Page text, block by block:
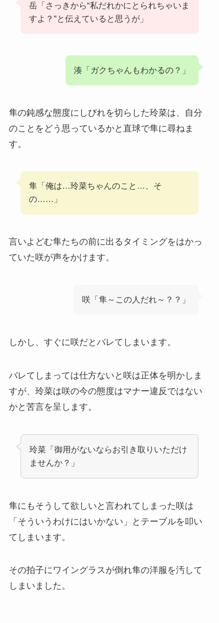
岳「さっきから“私だれかにとられちゃいま
すよ？”と伝えていると思うが」
湊「ガクちゃんもわかるの？」
隼の鈍感な態度にしびれを切らした玲菜は、自分
のことをどう思っているかと直球で隼に尋ねま
す。
隼「俺は…玲菜ちゃんのこと…、そ
の……」
言いよどむ隼たちの前に出るタイミングをはかっ
ていた咲が声をかけます。
咲「隼～この人だれ～？？」
しかし、すぐに咲だとバレてしまいます。
バレてしまっては仕方ないと咲は正体を明かしま
すが、玲菜は咲の今の態度はマナー違反ではない
かと苦言を呈します。
玲菜「御用がないならお引き取りいただけ
ませんか？」
隼にもそうして欲しいと言われてしまった咲は
「そういうわけにはいかない」とテーブルを叩い
てしまいます。
その拍子にワイングラスが倒れ隼の洋服を汚して
しまいました。